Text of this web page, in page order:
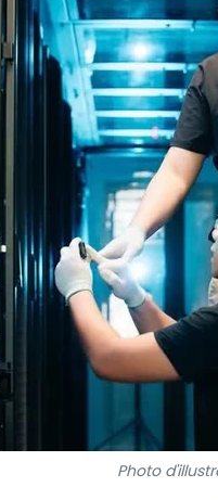
Photo